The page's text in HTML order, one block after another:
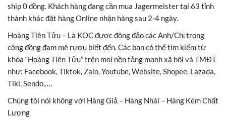
ship 0 đồng. Khách hàng đang cần mua Jagermeister tại 63 tỉnh
thành khác đặt hàng Online nhận hàng sau 2-4 ngày.
Hoàng Tiên Tửu – Là KOC được đông đảo các Anh/Chị trong
cộng đồng đam mê rượu biết đến. Các bạn có thể tìm kiếm từ
khóa “Hoàng Tiên Tửu” trên mọi nền tảng mạnh xã hội và TMĐT
như: Facebook, Tiktok, Zalo, Youtube, Website, Shopee, Lazada,
Tiki, Sendo,….
Chúng tôi nói không với Hàng Giả – Hàng Nhái – Hàng Kém Chất
Lượng